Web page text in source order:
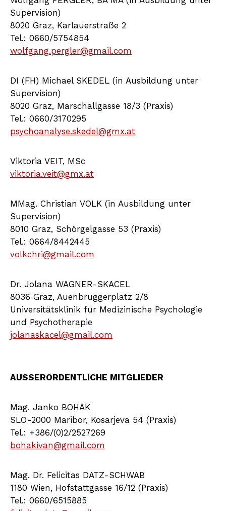
Supervision)
8020 Graz, Karlauerstraße 2
Tel.: 0660/5754854
wolfgang.pergler@gmail.com
DI (FH) Michael SKEDEL (in Ausbildung unter
Supervision)
8020 Graz, Marschallgasse 18/3 (Praxis)
Tel.: 0660/3170295
psychoanalyse.skedel@gmx.at
Viktoria VEIT, MSc
viktoria.veit@gmx.at
MMag. Christian VOLK (in Ausbildung unter
Supervision)
8010 Graz, Schörgelgasse 53 (Praxis)
Tel.: 0664/8442445
volkchri@gmail.com
Dr. Jolana WAGNER-SKACEL
8036 Graz, Auenbruggerplatz 2/8
Universitätsklinik für Medizinische Psychologie
und Psychotherapie
jolanaskacel@gmail.com
AUSSERORDENTLICHE MITGLIEDER
Mag. Janko BOHAK
SLO-2000 Maribor, Kosarjeva 54 (Praxis)
Tel.: +386/(0)2/2527269
bohakivan@gmail.com
Mag. Dr. Felicitas DATZ-SCHWAB
1180 Wien, Hofstattgasse 16/12 (Praxis)
Tel.: 0660/6515885